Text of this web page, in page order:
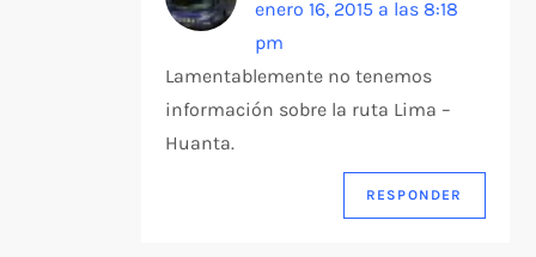
enero 16, 2015 a las 8:18
pm
Lamentablemente no tenemos
información sobre la ruta Lima –
Huanta.
RESPONDER